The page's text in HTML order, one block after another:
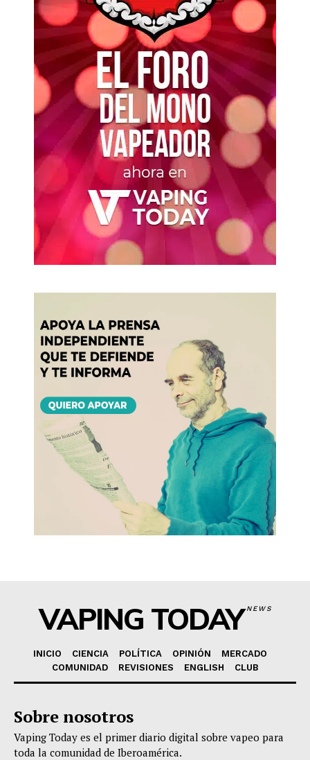
VAPING TODAYNEWS
INICIO CIENCIA POLÍTICA OPINIÓN
MERCADO
COMUNIDAD
REVISIONES ENGLISH CLUB
Sobre nosotros
Vaping Today es el primer diario digital sobre vapeo para
toda la comunidad de Iberoamérica.